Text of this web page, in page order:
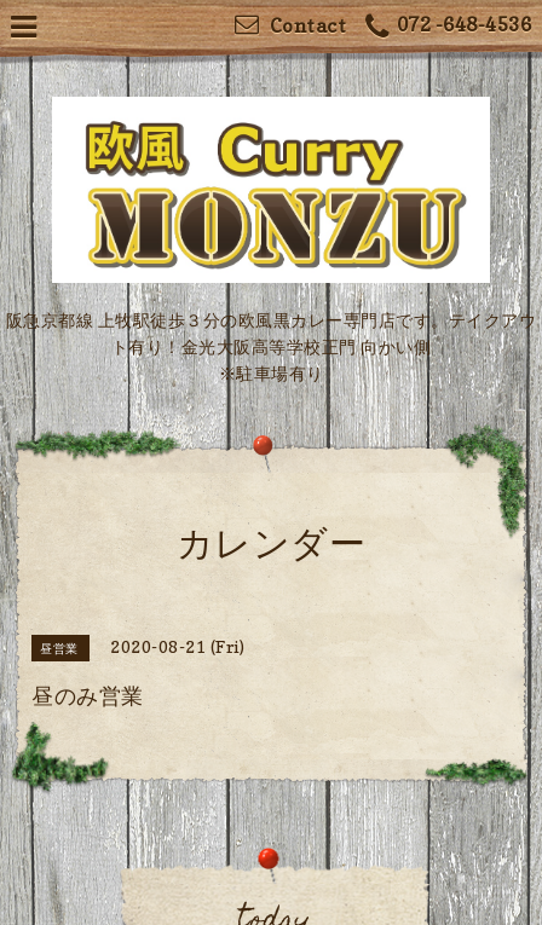
072 -648-4536
Contact
阪急京都線 上牧駅徒歩３分の欧風黒カレー専門店です。テイクアウ
ト有り！金光大阪高等学校正門 向かい側
※駐車場有り
カレンダー
昼営業 2020-08-21 (Fri)
昼のみ営業